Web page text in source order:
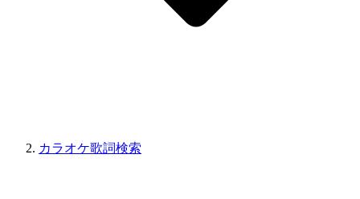
カラオケ歌詞検索